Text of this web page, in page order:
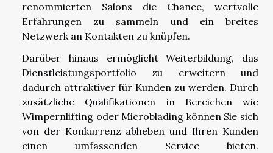
renommierten Salons die Chance, wertvolle
Erfahrungen zu sammeln und ein breites
Netzwerk an Kontakten zu knüpfen.
Darüber hinaus ermöglicht Weiterbildung, das
Dienstleistungsportfolio zu erweitern und
dadurch attraktiver für Kunden zu werden. Durch
zusätzliche Qualifikationen in Bereichen wie
Wimpernlifting oder Microblading können Sie sich
von der Konkurrenz abheben und Ihren Kunden
einen umfassenden Service bieten.